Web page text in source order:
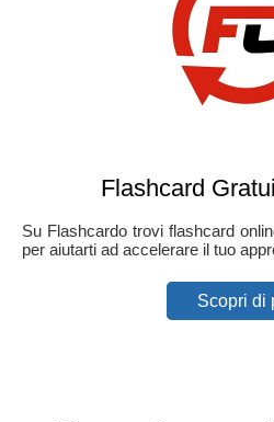
Flashcard
Su Flashcardo trovi flashcard
per aiutarti ad accelerare il tuo
Scopri di